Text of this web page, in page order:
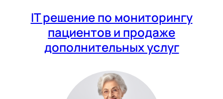
IT решение по мониторингу
пациентов и продаже
дополнительных услуг